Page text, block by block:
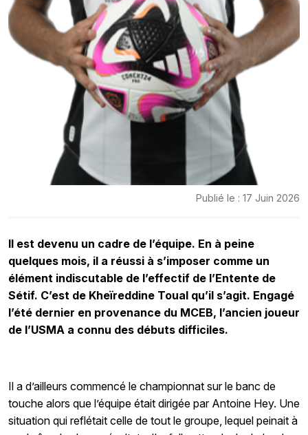
Publié le : 17 Juin 2026
Il est devenu un cadre de l’équipe. En à peine
quelques mois, il a réussi à s’imposer comme un
élément indiscutable de l’effectif de l’Entente de
Sétif. C’est de Kheïreddine Toual qu’il s’agit. Engagé
l’été dernier en provenance du MCEB, l’ancien joueur
de l’USMA a connu des débuts difficiles.
Il a d’ailleurs commencé le championnat sur le banc de
touche alors que l’équipe était dirigée par Antoine Hey. Une
situation qui reflétait celle de tout le groupe, lequel peinait à